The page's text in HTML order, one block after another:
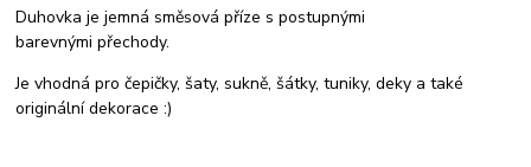
Duhovka je jemná směsová příze s postupnými
barevnými přechody.
Je vhodná pro čepičky, šaty, sukně, šátky, tuniky, deky a také
originální dekorace :)